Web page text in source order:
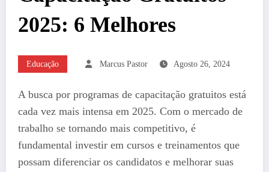
2025: 6 Melhores
Educação Marcus Pastor Agosto 26, 2024
A busca por programas de capacitação gratuitos está
cada vez mais intensa em 2025. Com o mercado de
trabalho se tornando mais competitivo, é
fundamental investir em cursos e treinamentos que
possam diferenciar os candidatos e melhorar suas